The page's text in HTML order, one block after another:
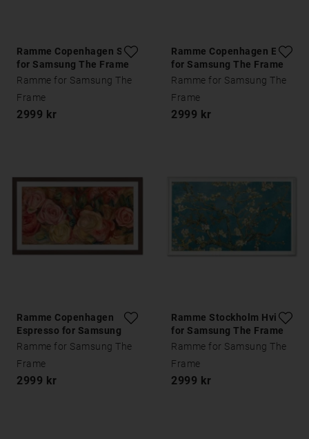
Ramme Copenhagen Sort
for Samsung The Frame
Ramme for Samsung The
Frame
2999 kr
Ramme Copenhagen Eik
for Samsung The Frame
Ramme for Samsung The
Frame
2999 kr
Ramme Copenhagen
Espresso for Samsung
The Frame
Ramme for Samsung The
Frame
2999 kr
Ramme Stockholm Hvit
for Samsung The Frame
Ramme for Samsung The
Frame
2999 kr